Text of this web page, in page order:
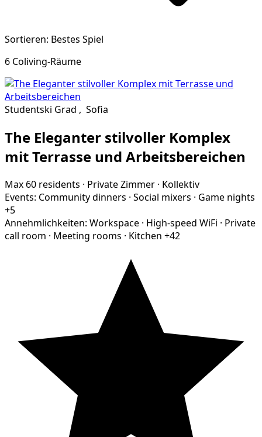
Sortieren: Bestes Spiel
6 Coliving-Räume
Studentski Grad , Sofia
The Eleganter stilvoller Komplex
mit Terrasse und Arbeitsbereichen
Max 60 residents · Private Zimmer · Kollektiv
Events: Community dinners · Social mixers · Game nights
+5
Annehmlichkeiten: Workspace · High-speed WiFi · Private
call room · Meeting rooms · Kitchen +42